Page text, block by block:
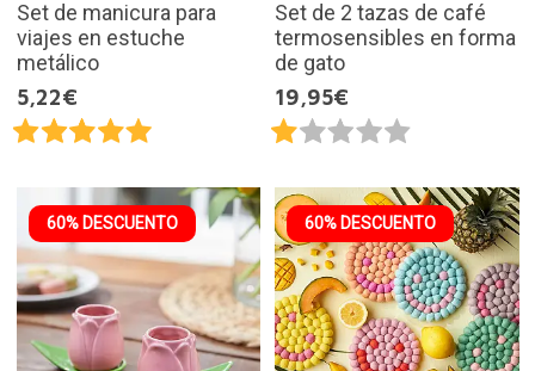
Set de manicura para
viajes en estuche
metálico
5,22€
Set de 2 tazas de café
termosensibles en forma
de gato
19,95€
60% DESCUENTO 60% DESCUENTO